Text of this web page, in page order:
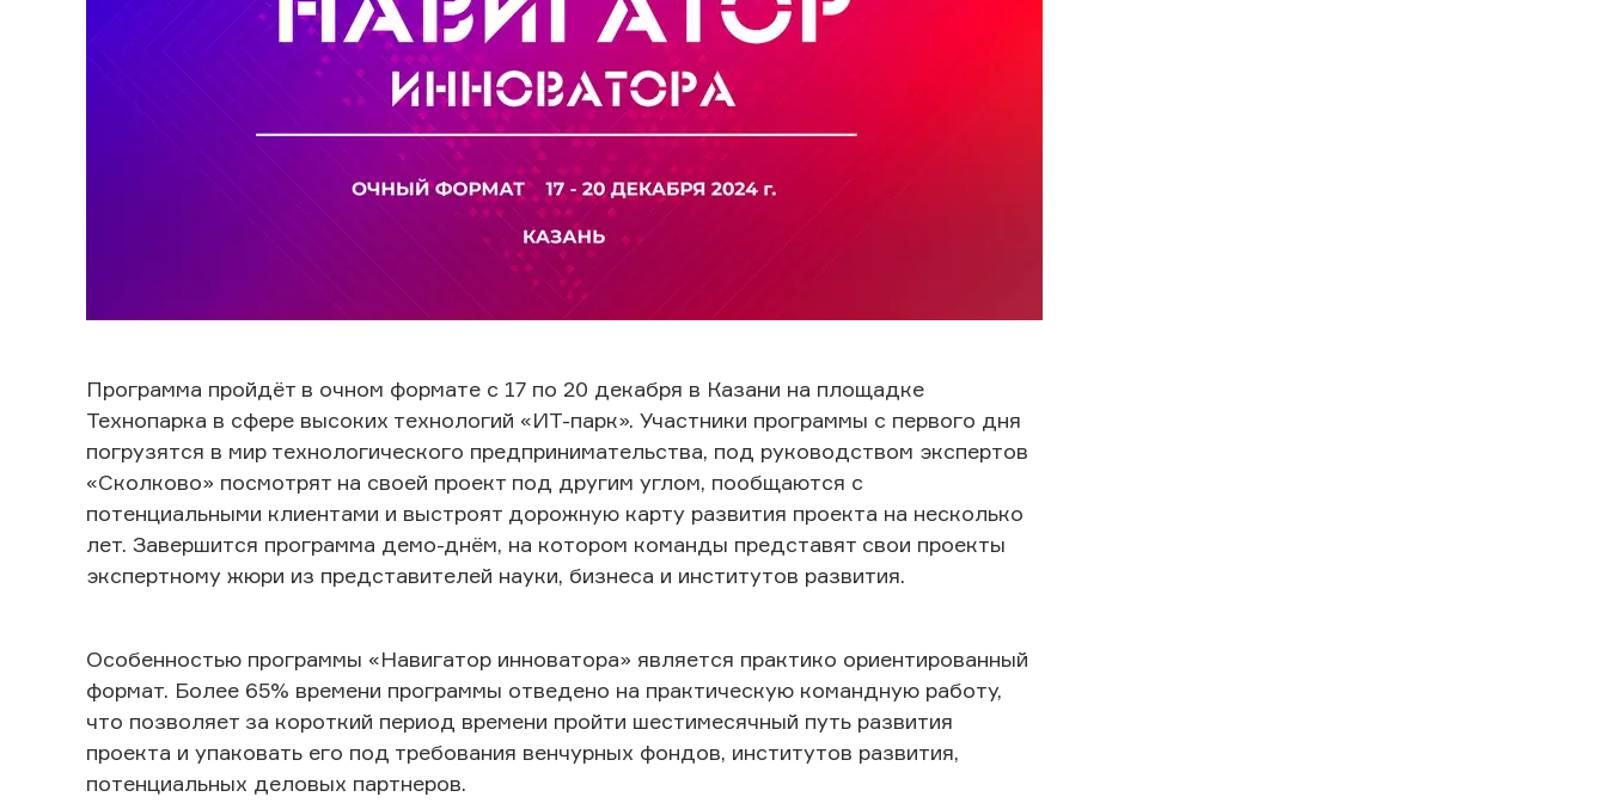
Программа пройдёт в очном формате с 17 по 20 декабря в Казани на площадке
Технопарка в сфере высоких технологий «ИТ-парк». Участники программы с первого дня
погрузятся в мир технологического предпринимательства, под руководством экспертов
«Сколково» посмотрят на своей проект под другим углом, пообщаются с
потенциальными клиентами и выстроят дорожную карту развития проекта на несколько
лет. Завершится программа демо-днём, на котором команды представят свои проекты
экспертному жюри из представителей науки, бизнеса и институтов развития.
Особенностью программы «Навигатор инноватора» является практико ориентированный
формат. Более 65% времени программы отведено на практическую командную работу,
что позволяет за короткий период времени пройти шестимесячный путь развития
проекта и упаковать его под требования венчурных фондов, институтов развития,
потенциальных деловых партнеров.